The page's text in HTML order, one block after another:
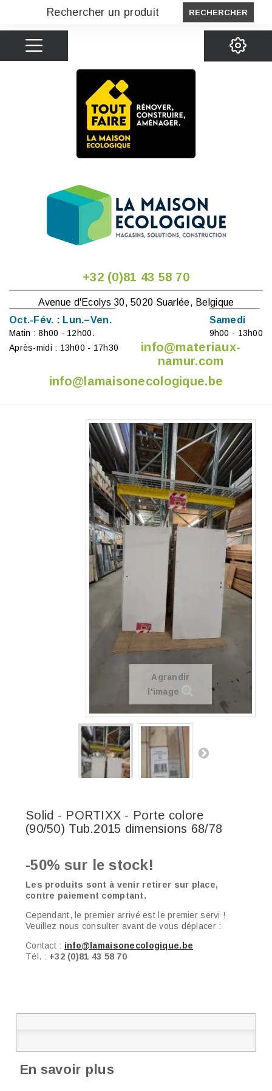
RECHERCHER
+32 (0)81 43 58 70
Avenue d'Ecolys 30, 5020 Suarlée, Belgique
Oct.-Fév. : Lun.–Ven.
Matin : 8h00 - 12h00.
Après-midi : 13h00 - 17h30
Samedi
9h00 - 13h00
info@materiaux-
namur.com
info@lamaisonecologique.be
Agrandir
l'image
Solid - PORTIXX - Porte colore
(90/50) Tub.2015 dimensions 68/78
-50% sur le stock!
Les produits sont à venir retirer sur place,
contre paiement comptant.
Cependant, le premier arrivé est le premier servi !
Veuillez nous consulter avant de vous déplacer :
Contact : info@lamaisonecologique.be
Tél. : +32 (0)81 43 58 70
En savoir plus